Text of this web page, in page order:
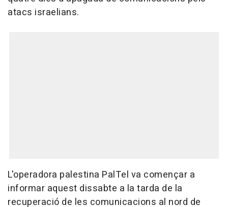
atacs israelians.
L'operadora palestina PalTel va començar a
informar aquest dissabte a la tarda de la
recuperació de les comunicacions al nord de